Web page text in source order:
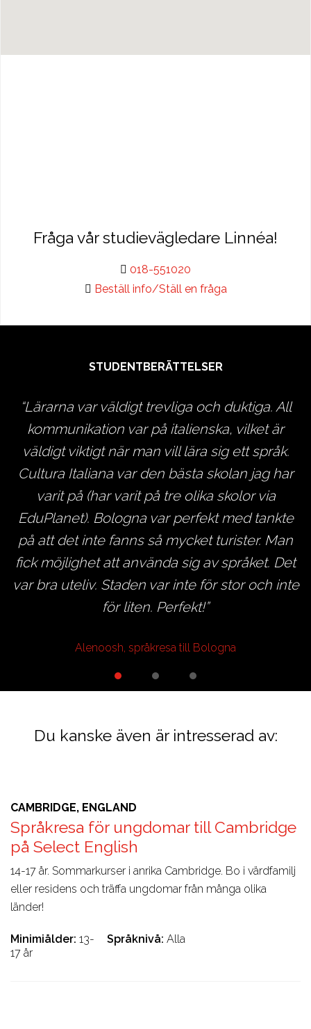
Fråga vår studievägledare Linnéa!
018-551020
Beställ info/Ställ en fråga
STUDENTBERÄTTELSER
Lärarna var väldigt trevliga och duktiga. All
kommunikation var på italienska, vilket är
väldigt viktigt när man vill lära sig ett språk.
Cultura Italiana var den bästa skolan jag har
varit på (har varit på tre olika skolor via
EduPlanet). Bologna var perfekt med tankte
på att det inte fanns så mycket turister. Man
fick möjlighet att använda sig av språket. Det
var bra uteliv. Staden var inte för stor och inte
för liten. Perfekt!
Alenoosh, språkresa till Bologna
Du kanske även är intresserad av:
CAMBRIDGE, ENGLAND
Språkresa för ungdomar till Cambridge
på Select English
14-17 år. Sommarkurser i anrika Cambridge. Bo i värdfamilj
eller residens och träffa ungdomar från många olika
länder!
Minimiålder 13-
17 år
Språknivå Alla